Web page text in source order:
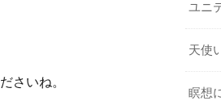
さいね。
ユニ
天使
瞑想